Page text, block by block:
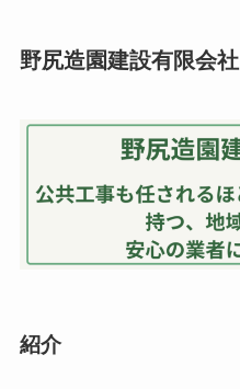
野尻造園建設有限会社
紹介